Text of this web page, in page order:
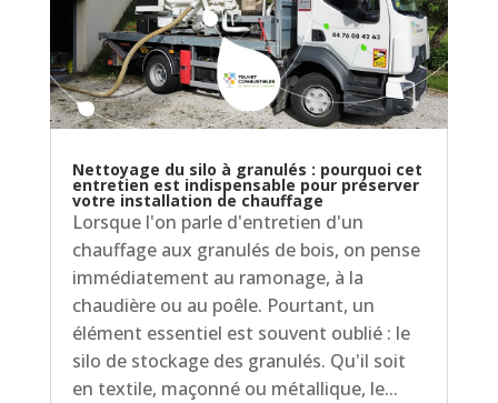
Nettoyage du silo à granulés : pourquoi cet
entretien est indispensable pour préserver
votre installation de chauffage
Lorsque l'on parle d'entretien d'un
chauffage aux granulés de bois, on pense
immédiatement au ramonage, à la
chaudière ou au poêle. Pourtant, un
élément essentiel est souvent oublié : le
silo de stockage des granulés. Qu'il soit
en textile, maçonné ou métallique, le...